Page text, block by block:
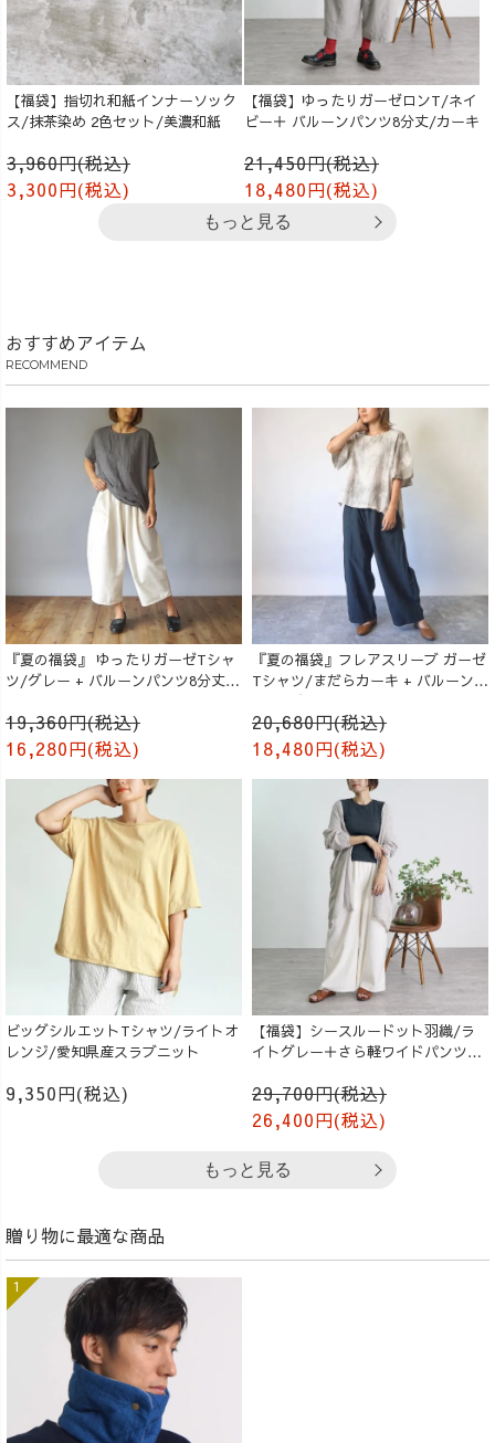
【福袋】指切れ和紙インナーソック
ス/抹茶染め 2色セット/美濃和紙
3,960円(税込)
3,300円(税込)
【福袋】ゆったりガーゼロンT/ネイ
ビー＋ バルーンパンツ8分丈/カーキ
21,450円(税込)
18,480円(税込)
もっと見る
おすすめアイテム
RECOMMEND
『夏の福袋』 ゆったりガーゼTシャ
ツ/グレー + バルーンパンツ8分丈/
19,360円(税込)
16,280円(税込)
『夏の福袋』フレアスリーブ ガーゼ
Tシャツ/まだらカーキ + バルーンパ
ンツ/ブラック
20,680円(税込)
18,480円(税込)
ビッグシルエットTシャツ/ライトオ
レンジ/愛知県産スラブニット
9,350円(税込)
【福袋】シースルードット羽織/ラ
イトグレー＋さら軽ワイドパンツ/
29,700円(税込)
26,400円(税込)
もっと見る
贈り物に最適な商品